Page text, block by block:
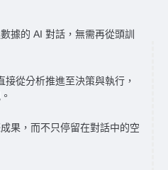
據的 AI 對話，無需再從頭訓
從分析推進至決策與執行，
果，而不只停留在對話中的空